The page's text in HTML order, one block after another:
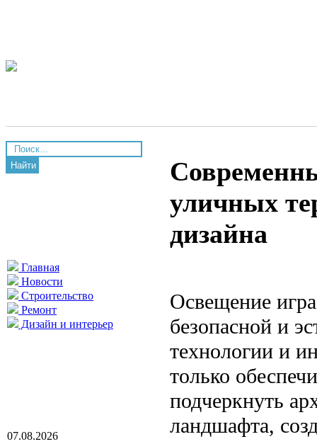
Найти
Главная
Новости
Строительство
Ремонт
Дизайн и интерьер
07.08.2026
уличных
дизайна
Освещение
безопасной и
технологии и
только
подчеркнуть
ландшафта,